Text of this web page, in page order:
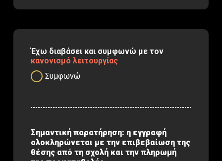
Έχω διαβάσει και συμφωνώ με τον
κανονισμό λειτουργίας
Συμφωνώ
Σημαντική παρατήρηση: η εγγραφή
ολοκληρώνεται με την επιβεβαίωση της
θέσης από τη σχολή και την πληρωμή